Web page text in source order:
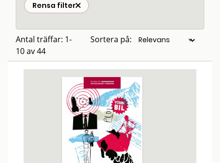
Rensa filter
Antal träffar: 1-
10 av 44
Sortera på: